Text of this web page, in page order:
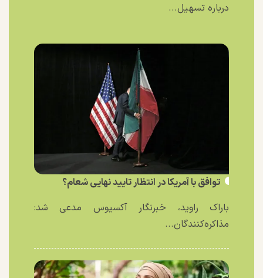
درباره تسهیل...
توافق با آمریکا در انتظار تایید نهایی شعام؟
باراک راوید، خبرنگار آکسیوس مدعی شد:
مذاکره‌کنندگان...